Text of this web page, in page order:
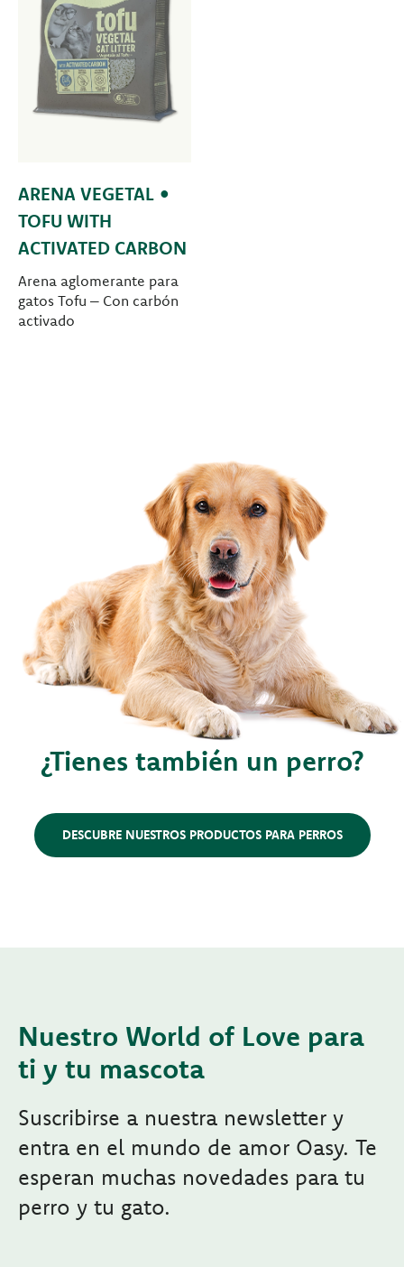
ARENA VEGETAL •
TOFU WITH
ACTIVATED CARBON
Arena aglomerante para
gatos Tofu – Con carbón
activado
¿Tienes también un perro?
DESCUBRE NUESTROS PRODUCTOS PARA PERROS
Nuestro World of Love para
ti y tu mascota
Suscribirse a nuestra newsletter y
entra en el mundo de amor Oasy. Te
esperan muchas novedades para tu
perro y tu gato.